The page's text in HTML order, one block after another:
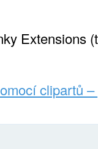
Extensions
clipartů